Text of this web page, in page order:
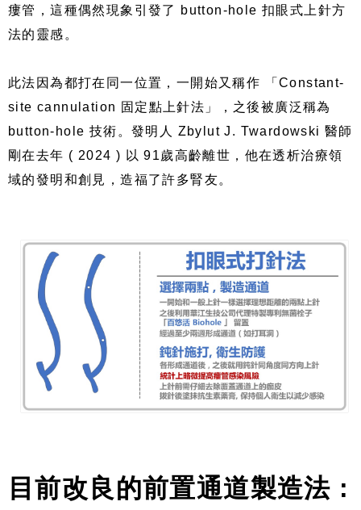
瘻管，這種偶然現象引發了 button-hole 扣眼式上針方
法的靈感。
此法因為都打在同一位置，一開始又稱作 「Constant-
site cannulation 固定點上針法」，之後被廣泛稱為
button-hole 技術。發明人 Zbylut J. Twardowski 醫師
剛在去年 ( 2024 ) 以 91歲高齡離世，他在透析治療領
域的發明和創見，造福了許多腎友。
目前改良的前置通道製造法 :